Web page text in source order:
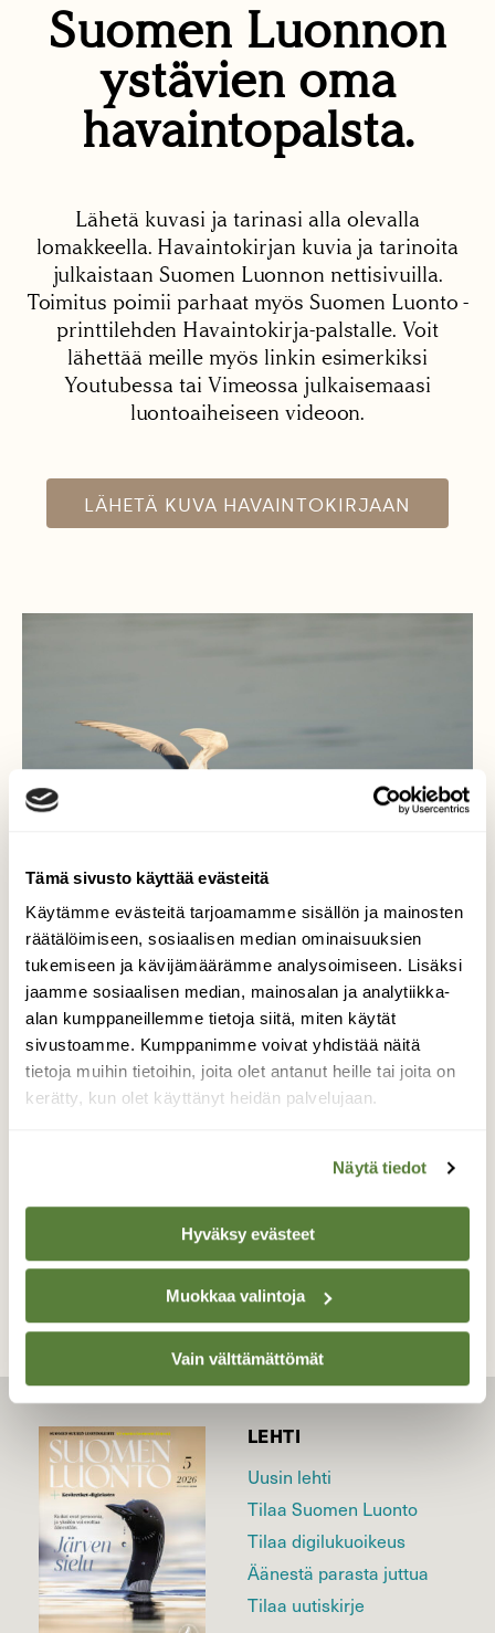
Tämä sivusto käyttää evästeitä
Käytämme evästeitä tarjoamamme sisällön ja mainosten
räätälöimiseen, sosiaalisen median ominaisuuksien
tukemiseen ja kävijämäärämme analysoimiseen. Lisäksi
jaamme sosiaalisen median, mainosalan ja analytiikka-
alan kumppaneillemme tietoja siitä, miten käytät
sivustoamme. Kumppanimme voivat yhdistää näitä
tietoja muihin tietoihin, joita olet antanut heille tai joita on
kerätty, kun olet käyttänyt heidän palvelujaan.
Näytä tiedot
Hyväksy evästeet
Muokkaa valintoja
Vain välttämättömät
Suomen Luonnon
ystävien oma
havaintopalsta.
Lähetä kuvasi ja tarinasi alla olevalla
lomakkeella. Havaintokirjan kuvia ja tarinoita
julkaistaan Suomen Luonnon nettisivuilla.
Toimitus poimii parhaat myös Suomen Luonto -
printtilehden Havaintokirja-palstalle. Voit
lähettää meille myös linkin esimerkiksi
Youtubessa tai Vimeossa julkaisemaasi
luontoaiheiseen videoon.
LÄHETÄ KUVA HAVAINTOKIRJAAN
Touchdown
Valokuvaaja: Pirkko Siukonen, Tornio, Kiviranta
TAKAISIN LISTAAN
LEHTI
Uusin lehti
Tilaa Suomen Luonto
Tilaa digilukuoikeus
Äänestä parasta juttua
Tilaa uutiskirje